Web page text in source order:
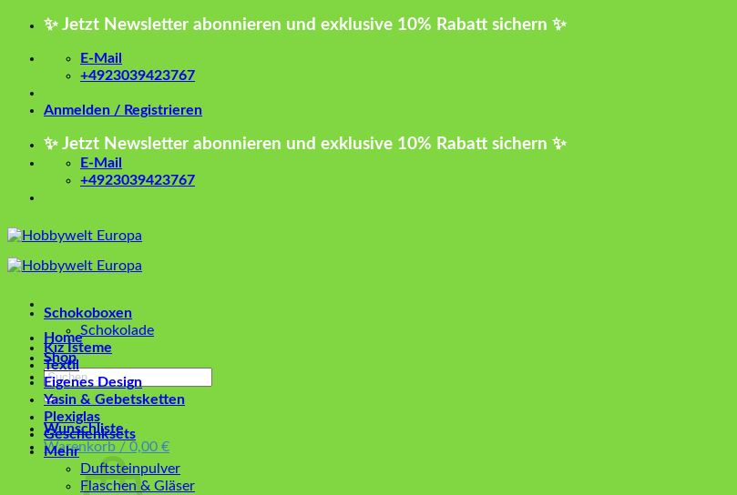
Zum
springen
✨ Jetzt Newsletter abonnieren und exklusive 10% Rabatt sichern ✨
E-Mail
+4923039423767
Anmelden / Registrieren
✨ Jetzt Newsletter abonnieren und exklusive 10% Rabatt sichern ✨
E-Mail
+4923039423767
Home
Shop
Suchen
nach:
Wunschliste
Warenkorb / 0,00 €
Schokoboxen
Schokolade
Kız İsteme
Textil
Eigenes Design
Yasin & Gebetsketten
Plexiglas
Geschenksets
Mehr
Duftsteinpulver
Flaschen & Gläser